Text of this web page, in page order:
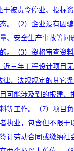
被责令停业、投标
。（2）企业没有因
、安全生产事故等问
。（3）资格审查资
近三年工程设计项目
律、法规规定的其它
可能涉及到的报建、
等工作。（7）项目
执业，包含但不限于
订劳动合同或缴纳社